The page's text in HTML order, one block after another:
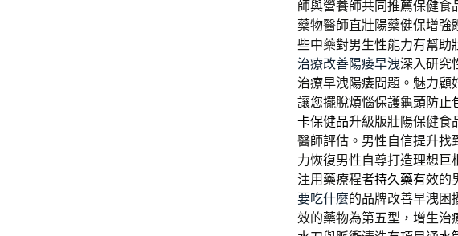
師與營養師共同推薦保健食
藥物醫師直壯陽藥健保增強
些中藥對男生性能力有幫助
治療改善陽痿早洩深入研究
治療早洩陽痿問題。魅力顧
讓您擺脫煩惱保護龜頭防止
卡保健品升級版壯陽保健食
醫師評估。男性自信提升找
力恢復男性自尊打造理想巨
注用藥療程者持久藥有效的
要吃什麼的品牌改善早洩困
效的藥物為第五型，增生治